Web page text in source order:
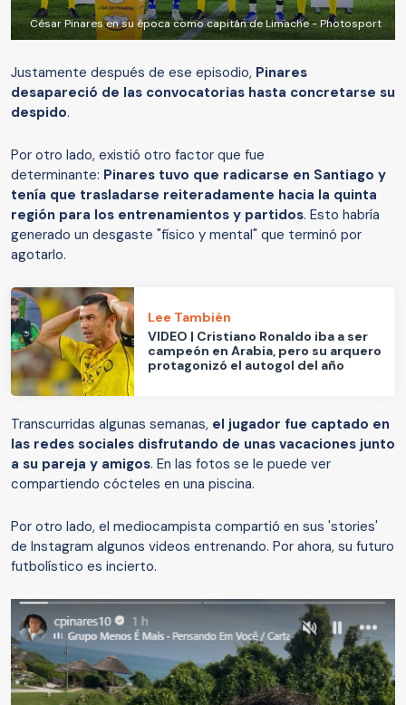
César Pinares en su época como capitán de Limache - Photosport
Justamente después de ese episodio, Pinares
desapareció de las convocatorias hasta concretarse su
despido.
Por otro lado, existió otro factor que fue
determinante: Pinares tuvo que radicarse en Santiago y
tenía que trasladarse reiteradamente hacia la quinta
región para los entrenamientos y partidos. Esto habría
generado un desgaste "físico y mental" que terminó por
agotarlo.
Lee También
VIDEO | Cristiano Ronaldo iba a ser
campeón en Arabia, pero su arquero
protagonizó el autogol del año
Transcurridas algunas semanas, el jugador fue captado en
las redes sociales disfrutando de unas vacaciones junto
a su pareja y amigos. En las fotos se le puede ver
compartiendo cócteles en una piscina.
Por otro lado, el mediocampista compartió en sus 'stories'
de Instagram algunos videos entrenando. Por ahora, su futuro
futbolístico es incierto.